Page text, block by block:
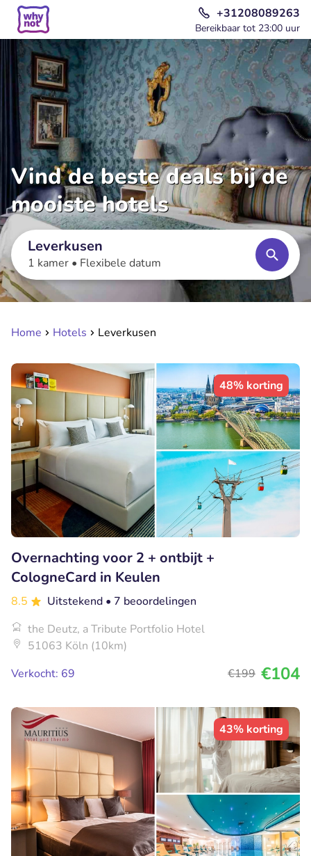
+31208089263
Bereikbaar tot 23:00 uur
Vind de beste deals bij de
mooiste hotels
Leverkusen
1 kamer • Flexibele datum
Home Hotels Leverkusen
48% korting
Overnachting voor 2 + ontbijt +
CologneCard in Keulen
8.5 Uitstekend • 7 beoordelingen
the Deutz, a Tribute Portfolio Hotel
51063 Köln (10km)
Verkocht: 69
€199 €104
43% korting